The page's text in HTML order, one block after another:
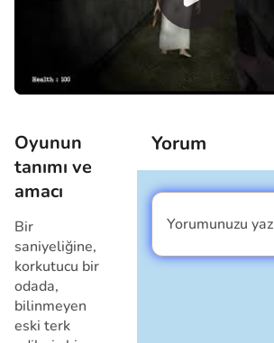
00:00
Oyunun
tanımı ve
amacı
Bir
saniyeliğine,
korkutucu bir
odada,
bilinmeyen
eski terk
Yorum
Yorumunuzu
Ben